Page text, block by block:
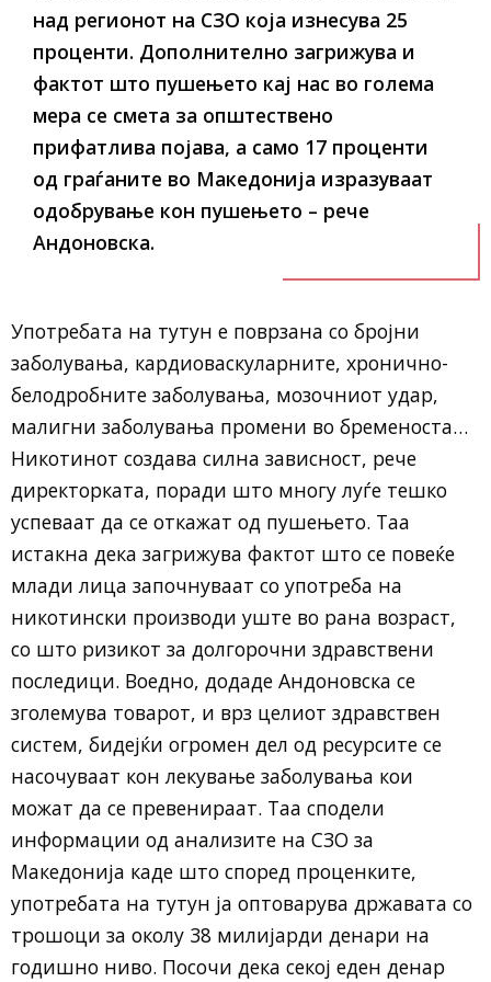
над регионот на СЗО која изнесува 25
проценти. Дополнително загрижува и
фактот што пушењето кај нас во голема
мера се смета за општествено
прифатлива појава, а само 17 проценти
од граѓаните во Македонија изразуваат
одобрување кон пушењето – рече
Андоновска.
Употребата на тутун е поврзана со бројни
заболувања, кардиоваскуларните, хронично-
белодробните заболувања, мозочниот удар,
малигни заболувања промени во бременоста…
Никотинот создава силна зависност, рече
директорката, поради што многу луѓе тешко
успеваат да се откажат од пушењето. Таа
истакна дека загрижува фактот што се повеќе
млади лица започнуваат со употреба на
никотински производи уште во рана возраст,
со што ризикот за долгорочни здравствени
последици. Воедно, додаде Андоновска се
зголемува товарот, и врз целиот здравствен
систем, бидејќи огромен дел од ресурсите се
насочуваат кон лекување заболувања кои
можат да се превенираат. Таа сподели
информации од анализите на СЗО за
Македонија каде што според проценките,
употребата на тутун ја оптоварува државата со
трошоци за околу 38 милијарди денари на
годишно ниво. Посочи дека секој еден денар